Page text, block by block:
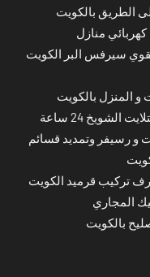
الطريق بالكويت
منازل
سيرفس البر الكويت
و المنزل بالكويت
24 ساعة
و رسيفر وتمديد قسائم
تركيب قرميد الكويت
المجاري
بالكويت